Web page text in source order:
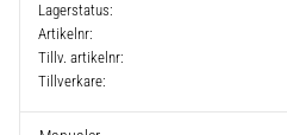
Lagerstatus
Artikelnr
Tillv. artikelnr
Tillverkare